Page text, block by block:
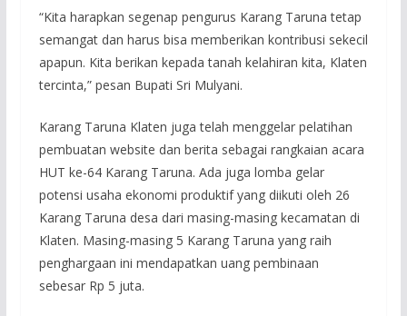
“Kita harapkan segenap pengurus Karang Taruna tetap
semangat dan harus bisa memberikan kontribusi sekecil
apapun. Kita berikan kepada tanah kelahiran kita, Klaten
tercinta,” pesan Bupati Sri Mulyani.
Karang Taruna Klaten juga telah menggelar pelatihan
pembuatan website dan berita sebagai rangkaian acara
HUT ke-64 Karang Taruna. Ada juga lomba gelar
potensi usaha ekonomi produktif yang diikuti oleh 26
Karang Taruna desa dari masing-masing kecamatan di
Klaten. Masing-masing 5 Karang Taruna yang raih
penghargaan ini mendapatkan uang pembinaan
sebesar Rp 5 juta.